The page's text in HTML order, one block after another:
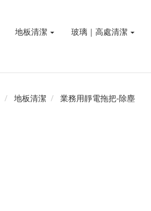
地板清潔 玻璃｜高處清潔
地板清潔 業務用靜電拖把-除塵